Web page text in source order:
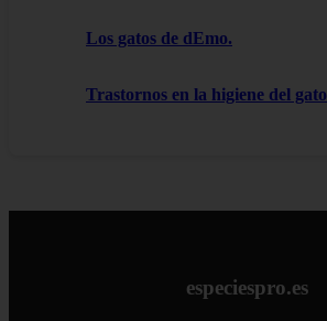
Los gatos de dEmo.
Trastornos en la higiene del gato
especiespro.es